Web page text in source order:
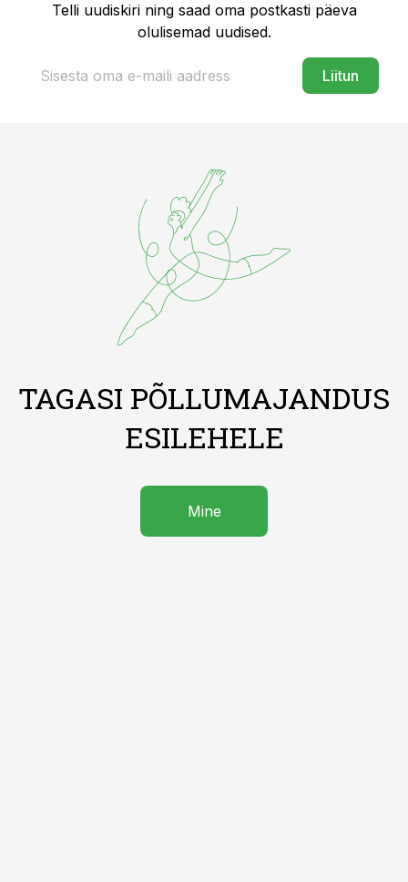
Telli uudiskiri ning saad oma postkasti päeva
olulisemad uudised.
Liitun
TAGASI PÕLLUMAJANDUS
ESILEHELE
Mine